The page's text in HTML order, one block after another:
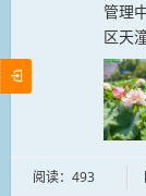
管理
区天
荷花
2025
阅读：493